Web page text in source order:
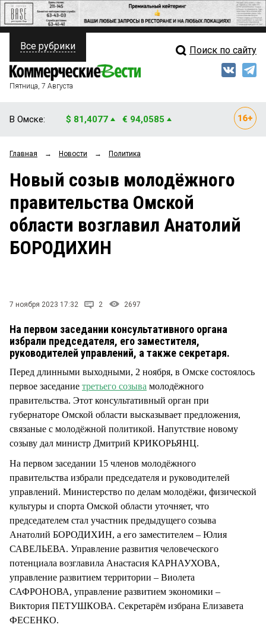
ПОЛИТИКА
ФИНАНСЫ
ОБЩЕСТВО
ЗАКОН
НОВОСТИ КОМПАНИЙ
ПРОИСШЕСТВИЯ
Свежий выпуск
Рейтинги
Блоги
Архив
Все рубрики Поиск по сайту
Пятница, 7 Августа
В Омске: $ 81,4077 € 94,0585
Главная → Новости → Политика
Новый созыв молодёжного
правительства Омской
области возглавил Анатолий
БОРОДИХИН
7 ноября 2023 17:32 2 2697
На первом заседании консультативного органа
избрали председателя, его заместителя,
руководителей управлений, а также секретаря.
Перед длинными выходными, 2 ноября, в Омске состоялось
первое заседание третьего созыва молодёжного
правительства. Этот консультативный орган при
губернаторе Омской области высказывает предложения,
связаные с молодёжной политикой. Напутствие новому
созыву дал министр Дмитрий КРИКОРЬЯНЦ.
На первом заседании 15 членов молодёжного
правительства избрали председателя и руководителей
управлений. Министерство по делам молодёжи, физической
культуры и спорта Омской области уточняет, что
председателем стал участник предыдущего созыва
Анатолий БОРОДИХИН, а его заместителем – Юлия
САВЕЛЬЕВА. Управление развития человеческого
потенциала возглавила Анастасия КАРНАУХОВА,
управление развитием территории – Виолета
САФРОНОВА, управление развитием экономики –
Виктория ПЕТУШКОВА. Секретарём избрана Елизавета
ФЕСЕНКО.